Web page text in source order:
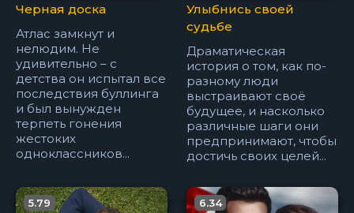
Черная доска
Атлас замкнут и
нелюдим. Не
удивительно – с
детства он испытал все
последствия буллинга
и был вынужден
терпеть гонения
жестоких
одноклассников...
Улыбнись своей
судьбе
Драматическая
история о том, как по-
разному люди
выстраивают своё
будущее, и насколько
различные шаги они
предпринимают, чтобы
достичь своих целей...
5.79 6.34